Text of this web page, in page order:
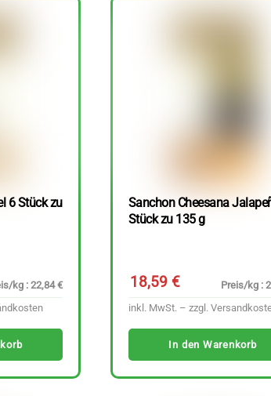
6 Stück zu
kg : 22,84 €
Sanchon Cheesana
Stück zu 135 g
18,59 €
Preis/kg :
inkl. MwSt. – zzgl.
In den Warenkorb